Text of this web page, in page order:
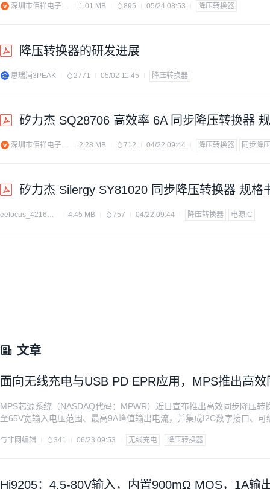
深圳市佰祥电子有限公司 1.01 MB 895 05/24 08:53 降压转换器
降压转换器的研发进展
思瑞浦3PEAK 2771 05/02 11:45 降压转换器
矽力杰 SQ28706 高效率 6A 同步降压转换器
深圳市佰祥电子有限公司 2.28 MB 712 04/22 09:44 降压转换器 同步降
矽力杰 Silergy SY81020 同步降压转换器 规格
eefocus_4216533 4.45 MB 757 04/22 09:44 降压转换器 电源IC
文章
面向无线充电与USB PD EPR应用，MPS推出高
MPS芯源系统（NASDAQ代码：MPWR）近日宣布推出高效同步降压
至65V宽输入电压范围、最高9A峰值输出电流，并集成I2C数字接口、
功率系统提供兼具效率、灵活性与可靠性的电源解决方案。 近年来，U
与非网编辑 341 06/23 09:53 无线充电 降压转换器
Hi9205：4.5-80V输入，内置900mΩ MOS，1A输